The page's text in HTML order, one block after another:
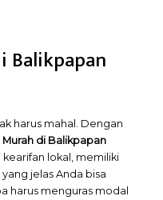
Balikpapan
harus mahal. Dengan
Murah di Balikpapan
lokal, memiliki
jelas Anda bisa
harus menguras modal